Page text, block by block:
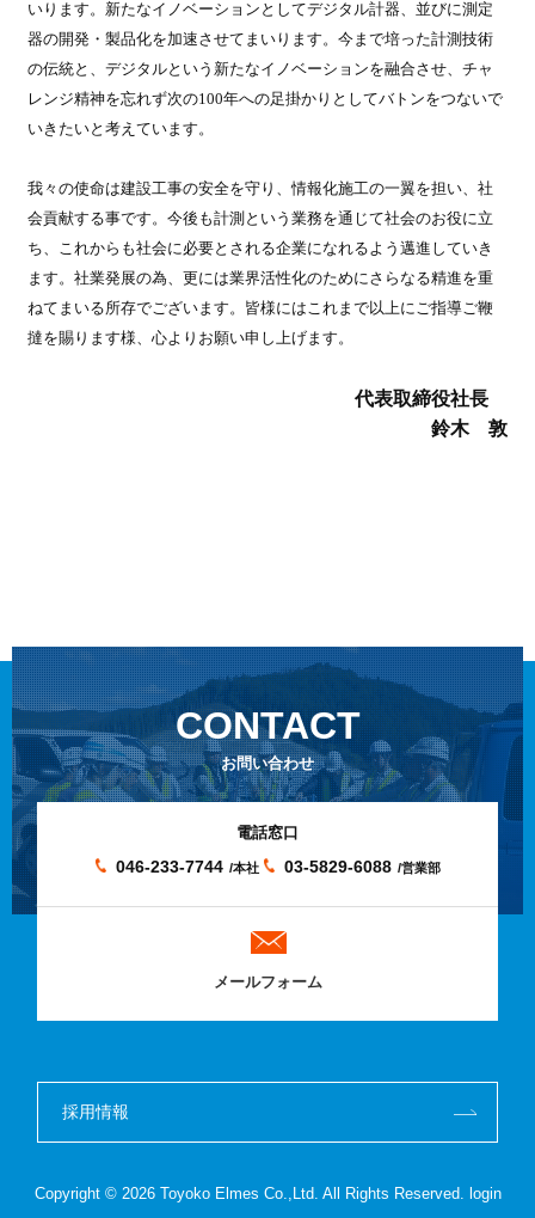
いります。新たなイノベーションとしてデジタル計器、並びに測定
器の開発・製品化を加速させてまいります。今まで培った計測技術
の伝統と、デジタルという新たなイノベーションを融合させ、チャ
レンジ精神を忘れず次の100年への足掛かりとしてバトンをつないで
いきたいと考えています。
我々の使命は建設工事の安全を守り、情報化施工の一翼を担い、社
会貢献する事です。今後も計測という業務を通じて社会のお役に立
ち、これからも社会に必要とされる企業になれるよう邁進していき
ます。社業発展の為、更には業界活性化のためにさらなる精進を重
ねてまいる所存でございます。皆様にはこれまで以上にご指導ご鞭
撻を賜ります様、心よりお願い申し上げます。
代表取締役社長
鈴木 敦
CONTACT
お問い合わせ
電話窓口
046-233-7744 /本社 03-5829-6088 /営業部
メールフォーム
採用情報
Copyright © 2026 Toyoko Elmes Co.,Ltd. All Rights Reserved. login